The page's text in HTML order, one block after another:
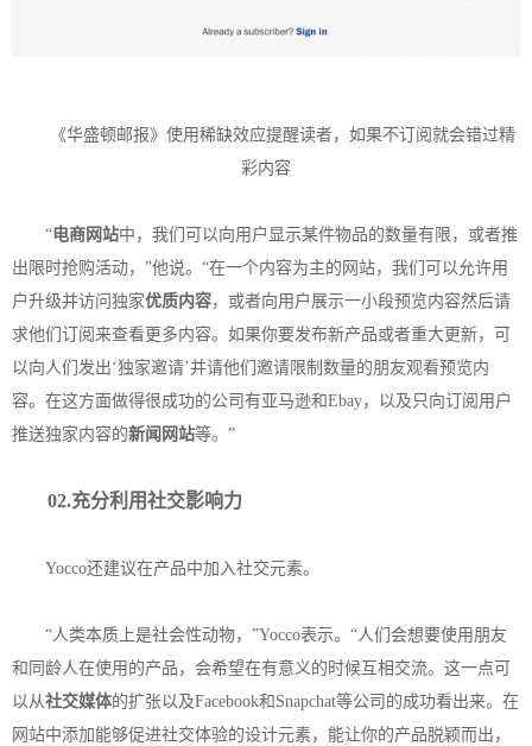
《华盛顿邮报》使用稀缺效应提醒读者，如果不订阅就会错过精
彩内容
“电商网站中，我们可以向用户显示某件物品的数量有限，或者推
出限时抢购活动，”他说。“在一个内容为主的网站，我们可以允许用
户升级并访问独家优质内容，或者向用户展示一小段预览内容然后请
求他们订阅来查看更多内容。如果你要发布新产品或者重大更新，可
以向人们发出‘独家邀请’并请他们邀请限制数量的朋友观看预览内
容。在这方面做得很成功的公司有亚马逊和Ebay，以及只向订阅用户
推送独家内容的新闻网站等。”
02.充分利用社交影响力
Yocco还建议在产品中加入社交元素。
“人类本质上是社会性动物，”Yocco表示。“人们会想要使用朋友
和同龄人在使用的产品，会希望在有意义的时候互相交流。这一点可
以从社交媒体的扩张以及Facebook和Snapchat等公司的成功看出来。在
网站中添加能够促进社交体验的设计元素，能让你的产品脱颖而出，